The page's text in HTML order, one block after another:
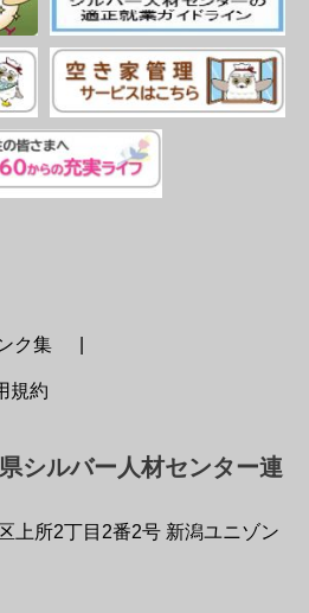
ク集
規約
シルバー人材センター連
上所2丁目2番2号 新潟ユニゾン